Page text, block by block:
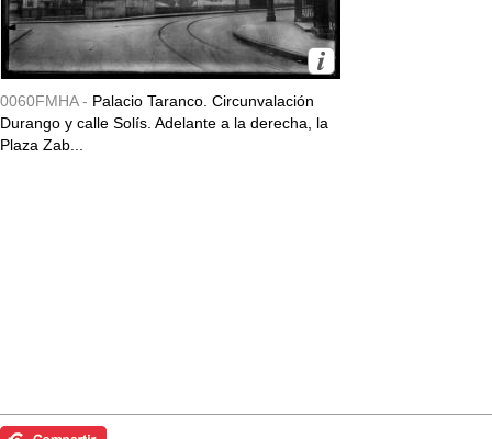
0060FMHA - Palacio Taranco. Circunvalación
Durango y calle Solís. Adelante a la derecha, la
Plaza Zab...